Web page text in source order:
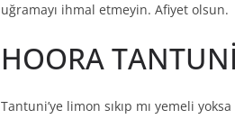
uğramayı ihmal etmeyin. Afiyet olsun.
HOORA TANTUNİ
Tantuni’ye limon sıkıp mı yemeli